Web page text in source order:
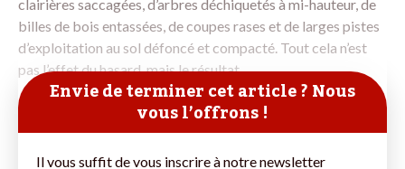
clairières saccagées, d’arbres déchiquetés à mi-hauteur, de
billes de bois entassées, de coupes rases et de larges pistes
d’exploitation au sol défoncé et compacté. Tout cela n’est
pas l’effet du hasard, mais le résultat
Envie de terminer cet article ? Nous
vous l’offrons !
Il vous suffit de vous inscrire à notre newsletter